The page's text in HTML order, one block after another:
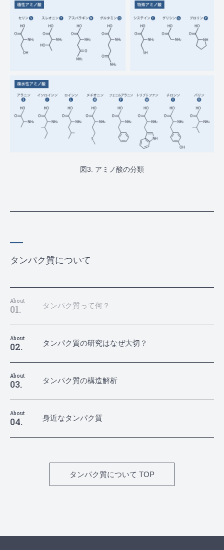
図3. アミノ酸の分類
タンパク質について
About
01. タンパク質って何？
About
02. タンパク質の研究はなぜ大切？
About
03. タンパク質の構造解析
About
04. 身近なタンパク質
タンパク質について TOP